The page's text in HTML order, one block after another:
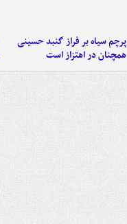
پرچم سیاه بر فراز گنبد حسینی
همچنان در اهتزاز است